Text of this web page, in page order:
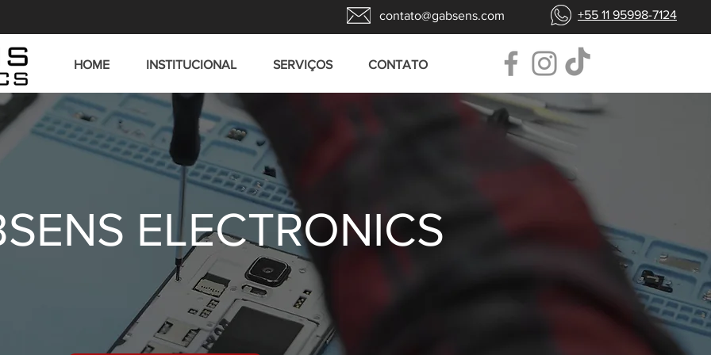
contato@gabsens.com +55 11 95998-7124
HOME INSTITUCIONAL SERVIÇOS CONTATO
ELECTRONICS